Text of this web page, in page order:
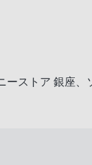
ストア 銀座